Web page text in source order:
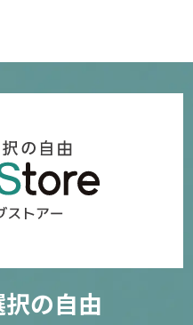
の自由